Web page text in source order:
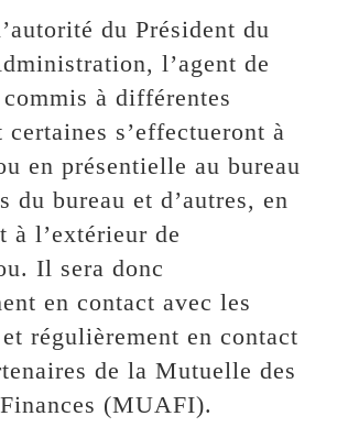
du Président du
l’agent de
à différentes
certaines s’effectueront à
en présentielle au bureau
du bureau et d’autres, en
à l’extérieur de
Il sera donc
en contact avec les
régulièrement en contact
de la Mutuelle des
(MUAFI).